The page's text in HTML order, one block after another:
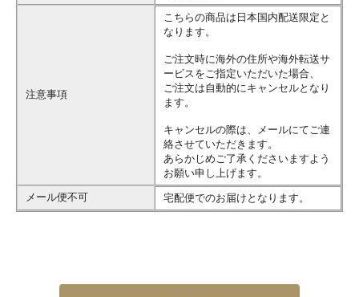
注意事項
こちらの商品は日本国内配送限定と
なります。
ご注文時に海外の住所や海外転送サ
ービスをご指定いただいた場合、
ご注文は自動的にキャンセルとなり
ます。
キャンセルの際は、メールにてご連
絡させていただきます。
あらかじめご了承くださいますよう
お願い申し上げます。
メール便不可
宅配便でのお届けとなります。